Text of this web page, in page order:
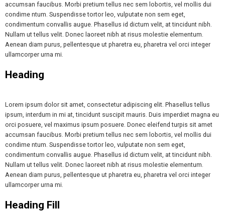
accumsan faucibus. Morbi pretium tellus nec sem lobortis, vel mollis dui
condime ntum. Suspendisse tortor leo, vulputate non sem eget,
condimentum convallis augue. Phasellus id dictum velit, at tincidunt nibh.
Nullam ut tellus velit. Donec laoreet nibh at risus molestie elementum.
Aenean diam purus, pellentesque ut pharetra eu, pharetra vel orci integer
ullamcorper urna mi.
Heading
Lorem ipsum dolor sit amet, consectetur adipiscing elit. Phasellus tellus
ipsum, interdum in mi at, tincidunt suscipit mauris. Duis imperdiet magna eu
orci posuere, vel maximus ipsum posuere. Donec eleifend turpis sit amet
accumsan faucibus. Morbi pretium tellus nec sem lobortis, vel mollis dui
condime ntum. Suspendisse tortor leo, vulputate non sem eget,
condimentum convallis augue. Phasellus id dictum velit, at tincidunt nibh.
Nullam ut tellus velit. Donec laoreet nibh at risus molestie elementum.
Aenean diam purus, pellentesque ut pharetra eu, pharetra vel orci integer
ullamcorper urna mi.
Heading Fill